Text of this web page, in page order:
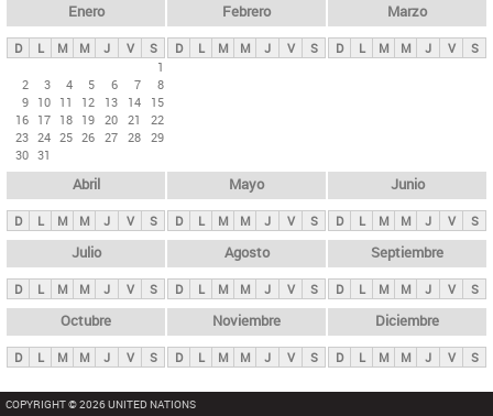
ds
p
n
c
i
p
l
e
s
Enero
D L M M J V
S
1
2
3 4 5 6 7
8
9 10 11 12 13 14
15
16 17 18 19 20 21
22
23 24 25 26 27 28 29
30 31
Febrero
D L M M J V S
Marzo
D L M M J V S
Abril
D L M M J V S
Mayo
D L M M J V S
Junio
D L M M J V S
Julio
D L M M J V S
Agosto
D L M M J V S
Septiembre
D L M M J V S
Octubre
D L M M J V S
Noviembre
D L M M J V S
Diciembre
D L M M J V S
COPYRIGHT © 2026 UNITED NATIONS